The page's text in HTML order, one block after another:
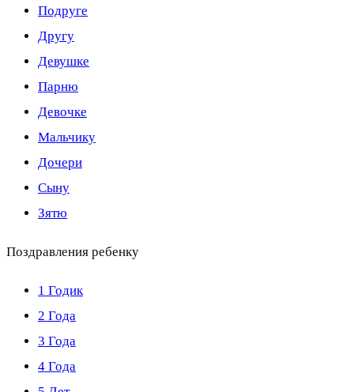
Подруге
Другу
Девушке
Парню
Девочке
Мальчику
Дочери
Сыну
Зятю
Поздравления ребенку
1 Годик
2 Года
3 Года
4 Года